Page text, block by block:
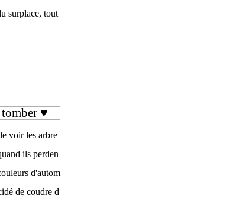
surplace, tout
♥
voir les arbre
ils perden
d'autom
de coudre d